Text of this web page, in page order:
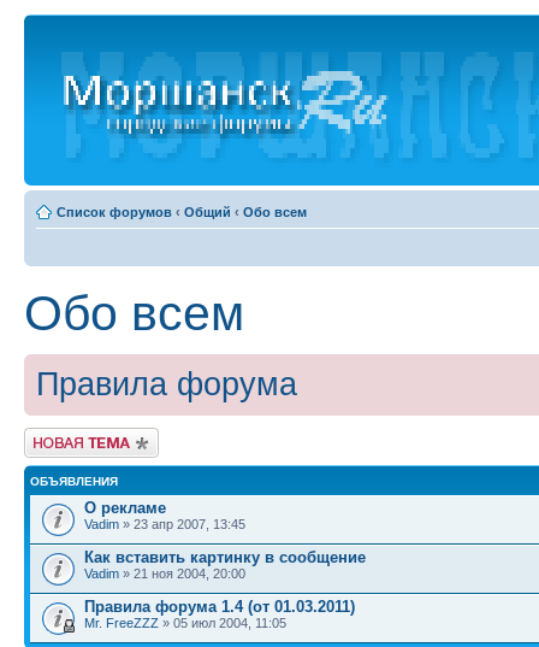
Список форумов ‹ Общий ‹ Обо всем
Обо всем
Правила форума
Новая тема
ОБЪЯВЛЕНИЯ
О рекламе
Vadim » 23 апр 2007, 13:45
Как вставить картинку в сообщение
Vadim » 21 ноя 2004, 20:00
Правила форума 1.4 (от 01.03.2011)
Mr. FreeZZZ » 05 июл 2004, 11:05